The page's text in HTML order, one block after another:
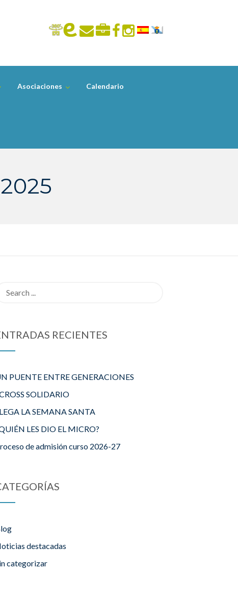
Asociaciones Calendario
RECIENTES
PUENTE ENTRE GENERACIONES
SOLIDARIO
LA SEMANA SANTA
LES DIO EL MICRO?
de admisión curso 2026-27
destacadas
categorizar